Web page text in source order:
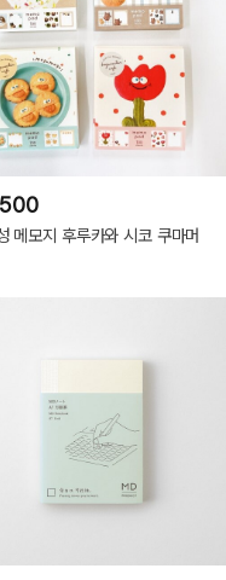
메모지 후루카와 시코 쿠마머